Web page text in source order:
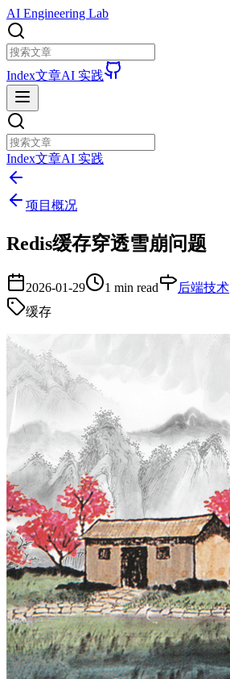
AI Engineering Lab
Index文章AI 实践
Index文章AI 实践
项目概况
Redis缓存穿透雪崩问题
2026-01-29 1 min read
后端技术
缓存